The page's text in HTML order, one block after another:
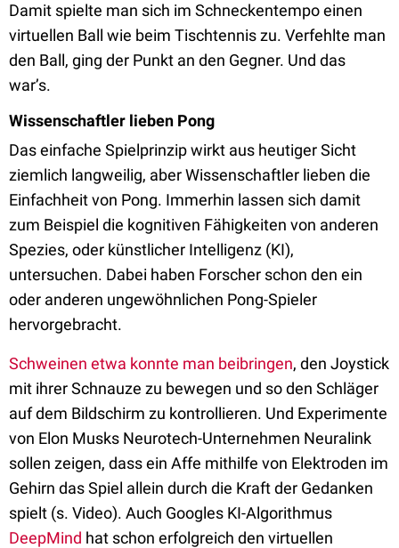
Damit spielte man sich im Schneckentempo einen
virtuellen Ball wie beim Tischtennis zu. Verfehlte man
den Ball, ging der Punkt an den Gegner. Und das
war’s.
Wissenschaftler lieben Pong
Das einfache Spielprinzip wirkt aus heutiger Sicht
ziemlich langweilig, aber Wissenschaftler lieben die
Einfachheit von Pong. Immerhin lassen sich damit
zum Beispiel die kognitiven Fähigkeiten von anderen
Spezies, oder künstlicher Intelligenz (KI),
untersuchen. Dabei haben Forscher schon den ein
oder anderen ungewöhnlichen Pong-Spieler
hervorgebracht.
Schweinen etwa konnte man beibringen, den Joystick
mit ihrer Schnauze zu bewegen und so den Schläger
auf dem Bildschirm zu kontrollieren. Und Experimente
von Elon Musks Neurotech-Unternehmen Neuralink
sollen zeigen, dass ein Affe mithilfe von Elektroden im
Gehirn das Spiel allein durch die Kraft der Gedanken
spielt (s. Video). Auch Googles KI-Algorithmus
DeepMind hat schon erfolgreich den virtuellen